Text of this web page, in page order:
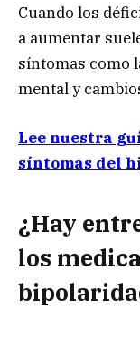
Cuando los
a aumentar
síntomas como
mental y
Lee nuestra
síntomas del
¿Hay
los